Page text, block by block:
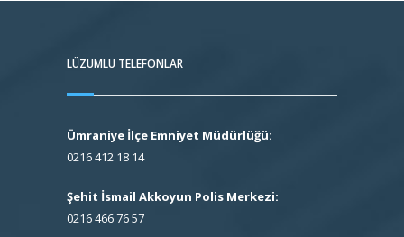
LÜZUMLU TELEFONLAR
Ümraniye İlçe Emniyet Müdürlüğü:
0216 412 18 14
Şehit İsmail Akkoyun Polis Merkezi:
0216 466 76 57